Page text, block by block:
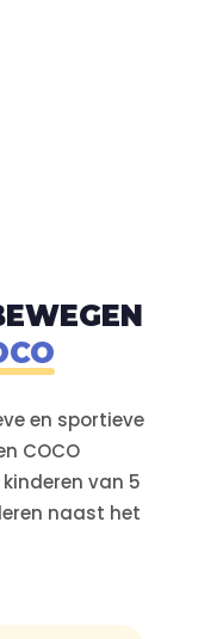
en sportieve
COCO
kinderen van 5
naast het